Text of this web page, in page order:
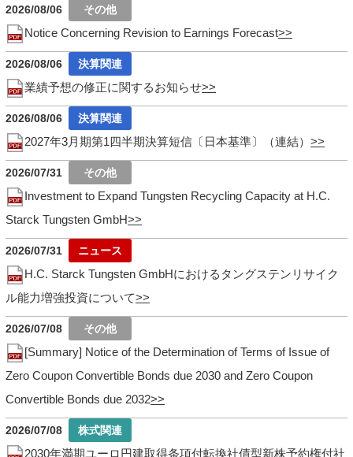
2026/08/06
Notice Concerning Revision to Earnings Forecast
2026/08/06
業績予想の修正に関するお知らせ
2026/08/06
2027年3月期第1四半期決算短信〔日本基準〕（連結）
2026/07/31
Investment to Expand Tungsten Recycling Capacity at H.C.
Starck Tungsten GmbH
2026/07/31
H.C. Starck Tungsten GmbHにおけるタングステンリサイク
ル能力増強投資について
2026/07/08
[Summary] Notice of the Determination of Terms of Issue of
Zero Coupon Convertible Bonds due 2030 and Zero Coupon
Convertible Bonds due 2032
2026/07/08
2030年満期ユーロ円建取得条項付転換社債型新株予約権付社